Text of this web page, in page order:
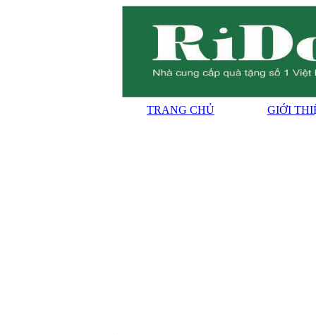
TRANG CHỦ GIỚI